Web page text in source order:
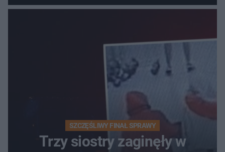
SZCZĘŚLIWY FINAŁ SPRAWY
Trzy siostry zaginęły w